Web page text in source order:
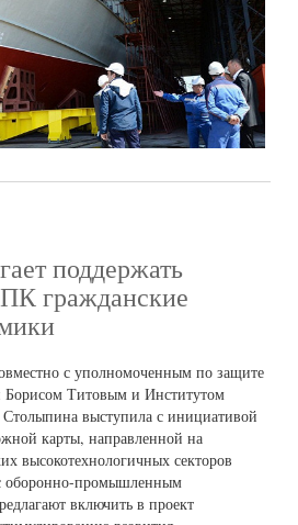
поддержать
гражданские
с уполномоченным по защите
Борисом Титовым и Институтом
выступила с инициативой
карты, направленной на
высокотехнологичных секторов
оборонно-промышленным
включить в проект